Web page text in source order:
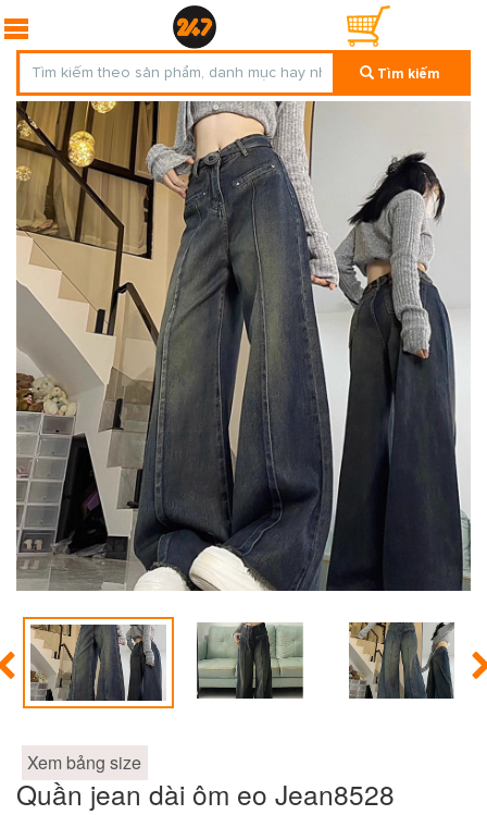
Tìm kiếm
Xem bảng size
Quần jean dài ôm eo Jean8528